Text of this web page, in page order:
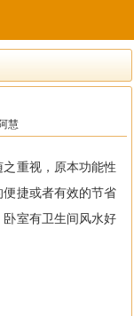
慧
重视，原本功能性
捷或者有效的节省
室有卫生间风水好